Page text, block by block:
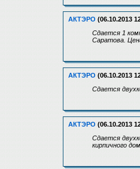
АКТЭРО (06.10.2013
Сдается 1
Саратова.
АКТЭРО (06.10.2013
Сдается
АКТЭРО (06.10.2013
Сдается
кирпичного